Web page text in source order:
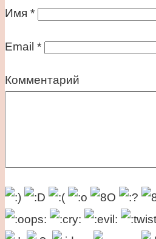
Имя *
Email *
Комментарий